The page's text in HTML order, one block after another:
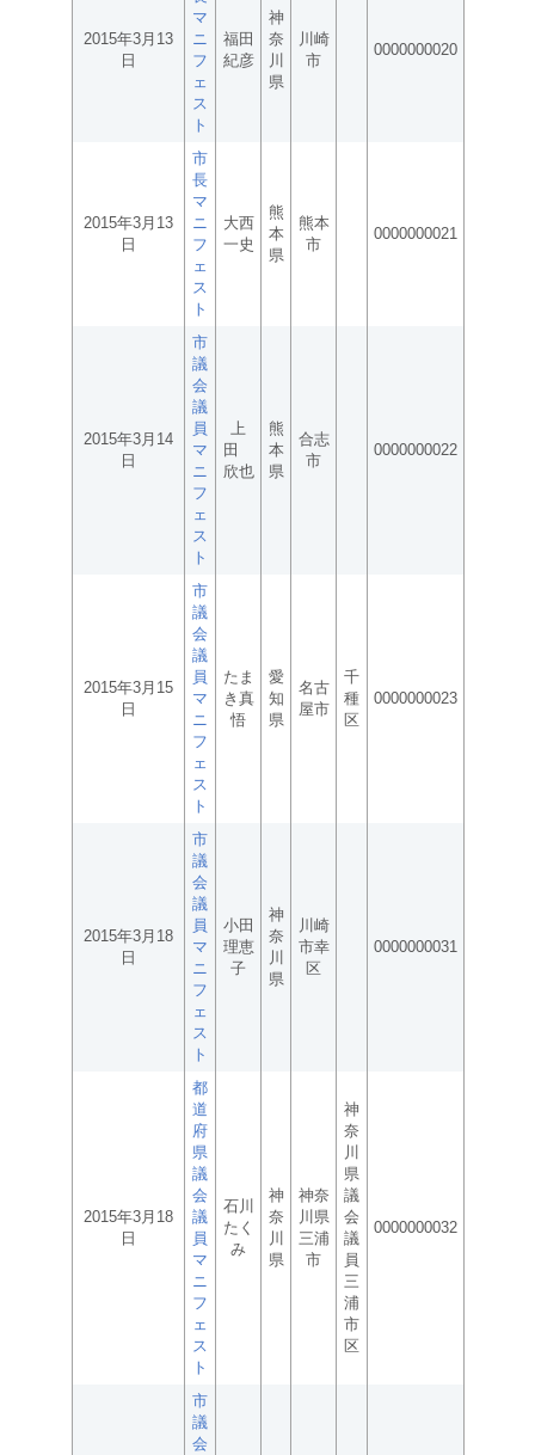
2015年3月13
日
マ
ニ
フ
ェ
ス
ト
福田
紀彦
神
奈
川
県
川崎
市
0000000020
2015年3月13
日
市
長
マ
ニ
フ
ェ
ス
ト
大西
一史
熊
本
県
熊本
市
0000000021
2015年3月14
日
市
議
会
議
員
マ
ニ
フ
ェ
ス
ト
上
田
欣也
熊
本
県
合志
市
0000000022
2015年3月15
日
市
議
会
議
員
マ
ニ
フ
ェ
ス
ト
たま
き真
悟
愛
知
県
名古
屋市
千
種
区
0000000023
2015年3月18
日
市
議
会
議
員
マ
ニ
フ
ェ
ス
ト
小田
理恵
子
神
奈
川
県
川崎
市幸
区
0000000031
2015年3月18
日
都
道
府
県
議
会
議
員
マ
ニ
フ
ェ
ス
ト
石川
たく
み
神
奈
川
県
神奈
川県
三浦
市
神
奈
川
県
議
会
議
員
三
浦
市
区
0000000032
市
議
会